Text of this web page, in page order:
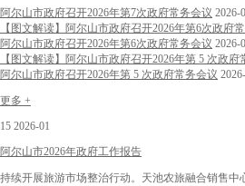
阿尔山市政府召开2026年第7次政府常务会议 2026-
【图文解读】阿尔山市政府召开2026年第6次政府
阿尔山市政府召开2026年第6次政府常务会议 2026-
【图文解读】阿尔山市政府召开2026年第 5 次政府
阿尔山市政府召开2026年第 5 次政府常务会议
更多 +
15 2026-01
阿尔山市2026年政府工作报告
持续开展旅游市场整治行动。天池农旅融合销售